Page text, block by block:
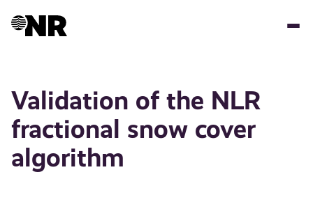
Validation of the NLR
fractional snow cover
algorithm